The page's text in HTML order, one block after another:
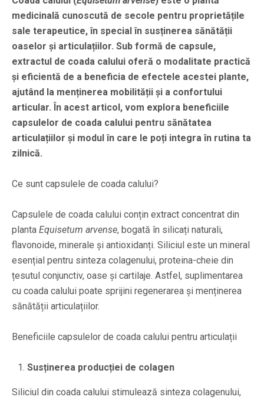
medicinală cunoscută de secole pentru proprietățile
sale terapeutice, în special în susținerea sănătății
oaselor și articulațiilor. Sub formă de capsule,
extractul de coada calului oferă o modalitate practică
și eficientă de a beneficia de efectele acestei plante,
ajutând la menținerea mobilității și a confortului
articular. În acest articol, vom explora beneficiile
capsulelor de coada calului pentru sănătatea
articulațiilor și modul în care le poți integra în rutina ta
zilnică.
Ce sunt capsulele de coada calului?
Capsulele de coada calului conțin extract concentrat din
planta Equisetum arvense, bogată în silicați naturali,
flavonoide, minerale și antioxidanți. Siliciul este un mineral
esențial pentru sinteza colagenului, proteina-cheie din
țesutul conjunctiv, oase și cartilaje. Astfel, suplimentarea
cu coada calului poate sprijini regenerarea și menținerea
sănătății articulațiilor.
Beneficiile capsulelor de coada calului pentru articulații
Susținerea producției de colagen
Siliciul din coada calului stimulează sinteza colagenului,